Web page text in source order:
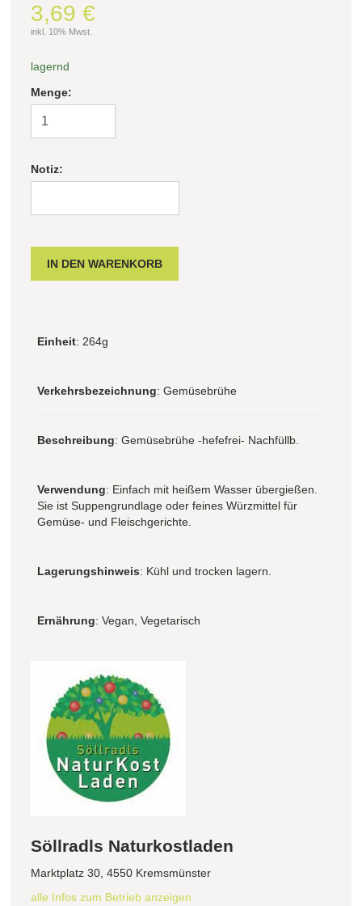
3,69 €
inkl. 10% Mwst.
lagernd
Menge:
Notiz:
Einheit: 264g
Verkehrsbezeichnung: Gemüsebrühe
Beschreibung: Gemüsebrühe -hefefrei- Nachfüllb.
Verwendung: Einfach mit heißem Wasser übergießen.
Sie ist Suppengrundlage oder feines Würzmittel für
Gemüse- und Fleischgerichte.
Lagerungshinweis: Kühl und trocken lagern.
Ernährung: Vegan, Vegetarisch
Söllradls Naturkostladen
Marktplatz 30, 4550 Kremsmünster
alle Infos zum Betrieb anzeigen